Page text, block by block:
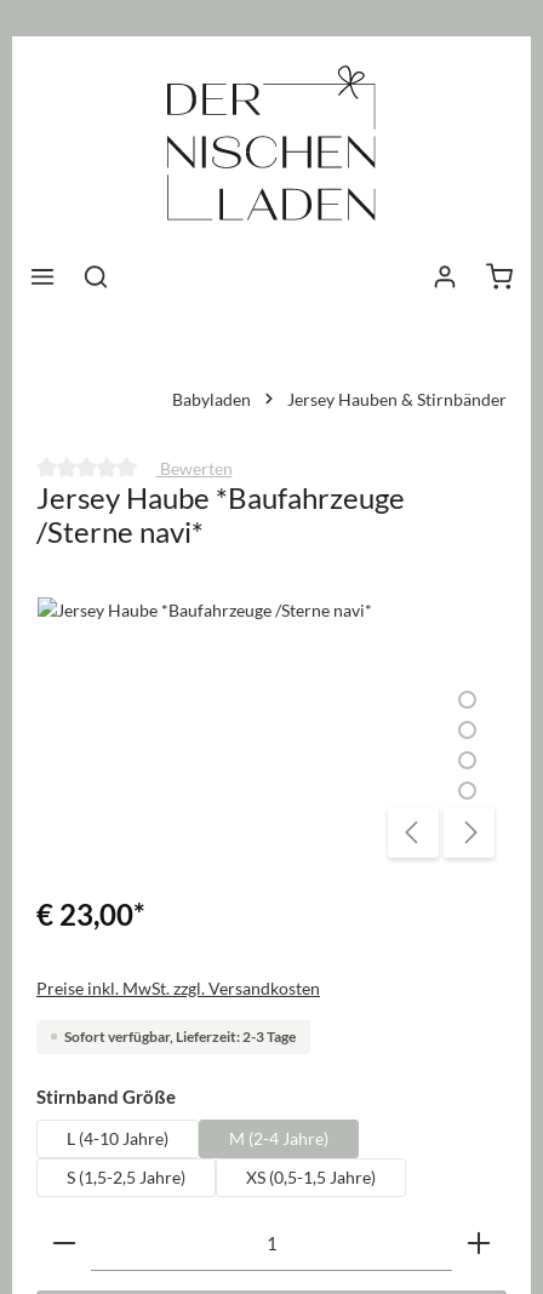
Babyladen Jersey Hauben & Stirnbänder
Durchschnittliche Bewertung von 0 von 5 Sternen
Bewerten
Jersey Haube *Baufahrzeuge
/Sterne navi*
Bildergalerie überspringen
€ 23,00*
Preise inkl. MwSt. zzgl. Versandkosten
Sofort verfügbar, Lieferzeit: 2-3 Tage
Stirnband Größeauswählen
L (4-10 Jahre)
M (2-4 Jahre)
S (1,5-2,5 Jahre)
XS (0,5-1,5 Jahre)
Produkt Anzahl: Gib den gewünschten Wert ein